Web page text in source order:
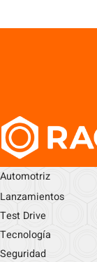
Automotriz
Lanzamientos
Test Drive
Tecnología
Seguridad